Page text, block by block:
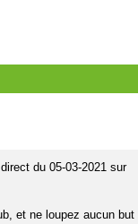
du 05-03-2021 sur
et ne loupez aucun but